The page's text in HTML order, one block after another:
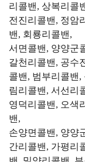
리콜밴, 상복리콜
전진리콜밴, 정암
밴, 회룡리콜밴,
서면콜밴, 양양군
갈천리콜밴, 공수
콜밴, 범부리콜밴,
림리콜밴, 서선리
영덕리콜밴, 오색
밴,
손양면콜밴, 양양
간리콜밴, 가평리